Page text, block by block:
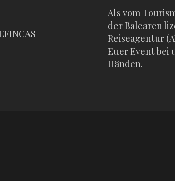
Als vom
der Balearen
Reiseagentur
Euer Event bei
Händen.